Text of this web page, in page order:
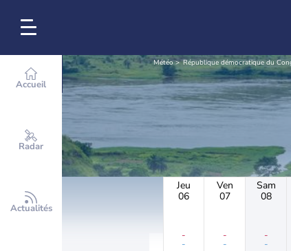
Accueil
Radar
Actualités
Météo République démocratique du
Jeu
06
-
-
Ven
07
-
-
Sam
08
-
-